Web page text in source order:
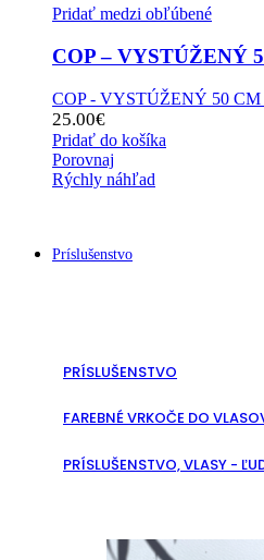
Pridať medzi obľúbené
COP – VYSTÚŽENÝ
COP - VYSTÚŽENÝ 50
25.00€
Pridať do košíka
Porovnaj
Rýchly náhľad
Príslušenstvo
PRÍSLUŠENSTVO
FAREBNÉ VRKOČE DO
PRÍSLUŠENSTVO, VLASY -